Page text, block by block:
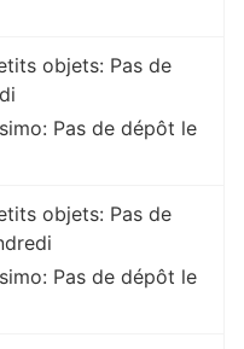
objets: Pas de
Pas de dépôt le
objets: Pas de
Pas de dépôt le